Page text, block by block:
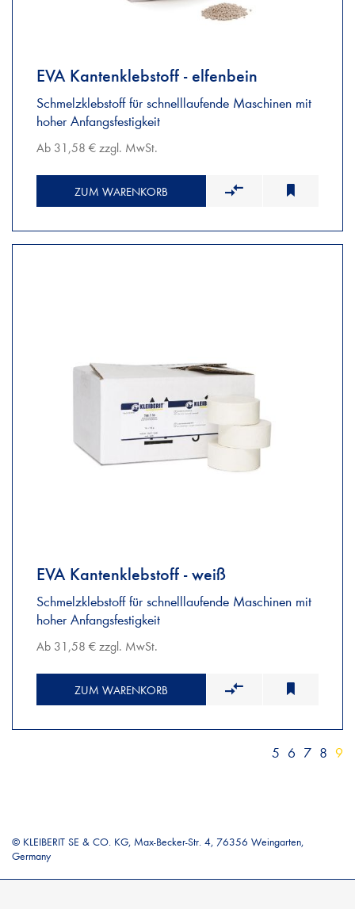
EVA Kantenklebstoff - elfenbein
Schmelzklebstoff für schnelllaufende Maschinen mit
hoher Anfangsfestigkeit
Ab 31,58 € zzgl. MwSt.
ZUM WARENKORB
EVA Kantenklebstoff - weiß
Schmelzklebstoff für schnelllaufende Maschinen mit
hoher Anfangsfestigkeit
Ab 31,58 € zzgl. MwSt.
ZUM WARENKORB
5 6 7 8 9
© KLEIBERIT SE & CO. KG, Max-Becker-Str. 4, 76356 Weingarten,
Germany